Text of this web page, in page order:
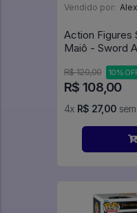
Vendido por:
Action Figures
Maiô - Sword
R$ 120,00 10%
R$ 108,00
4x R$ 27,00